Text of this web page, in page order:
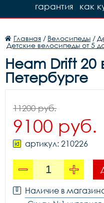
как
гарантия
Главная / Велосипеды /
Детские велосипеды от 5
Heam Drift 20
Петербурге
11200 руб.
9100 руб.
артикул: 210226
Наличие в